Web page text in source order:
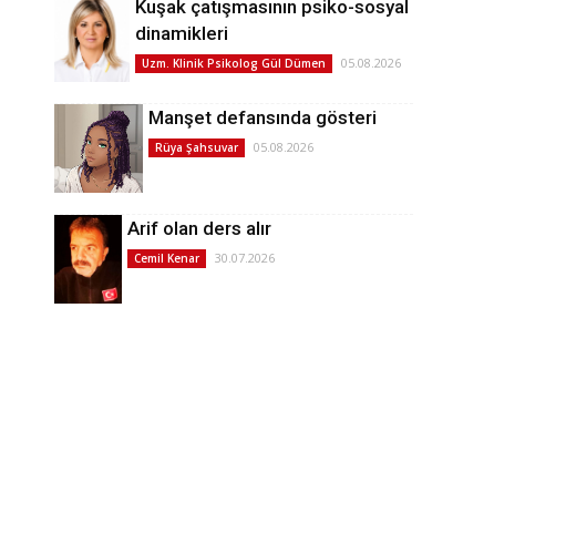
Kuşak çatışmasının psiko-sosyal
dinamikleri
Uzm. Klinik Psikolog Gül Dümen 05.08.2026
Manşet defansında gösteri
Rüya Şahsuvar 05.08.2026
Arif olan ders alır
Cemil Kenar 30.07.2026